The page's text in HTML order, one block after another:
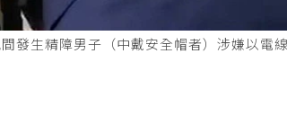
發生精障男子（中戴安全帽者）涉嫌以